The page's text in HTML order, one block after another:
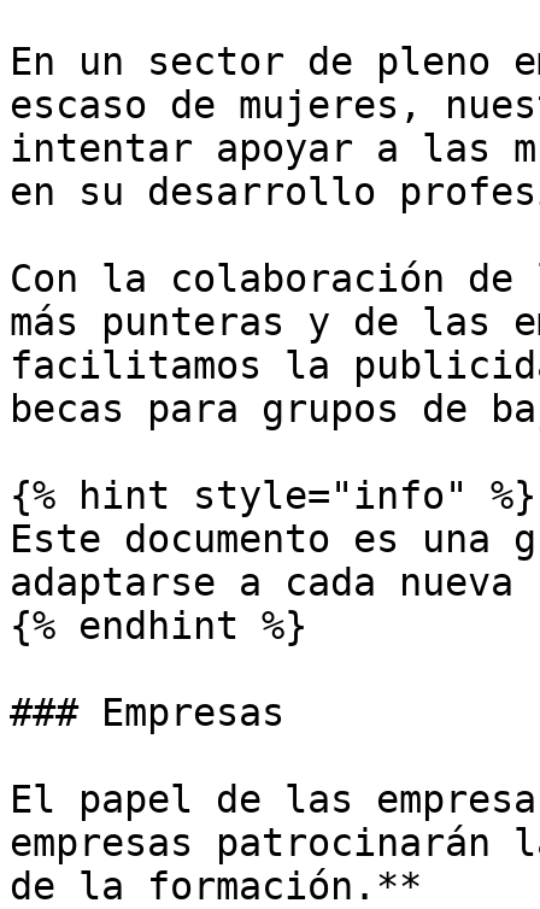
En un sector de pleno
escaso de mujeres,
intentar apoyar a las
en su desarrollo
Con la colaboración
más punteras y de las
facilitamos la
becas para grupos de
{% hint style="info" %}
Este documento es
adaptarse a cada
{% endhint %}
### Empresas
El papel de las
empresas patrocinarán
de la formación.**